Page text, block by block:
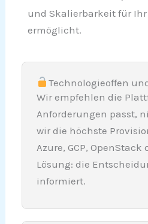
und Skalierbarkeit für
ermöglicht.
Technologieoffen
Wir empfehlen die
Anforderungen passt,
wir die höchste
Azure, GCP,
Lösung: die
informiert.